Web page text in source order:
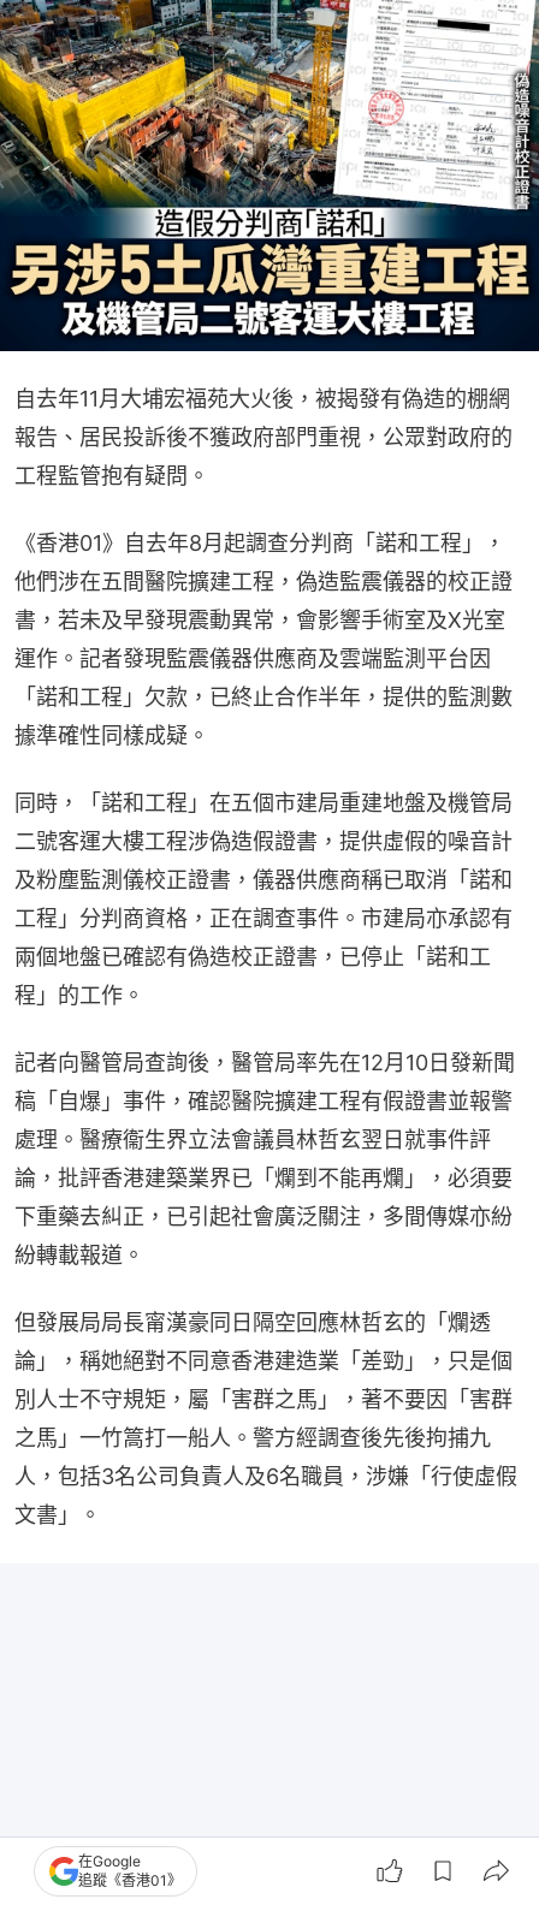
自去年11月大埔宏福苑大火後，被揭發有偽造的棚網
報告、居民投訴後不獲政府部門重視，公眾對政府的
工程監管抱有疑問。
《香港01》自去年8月起調查分判商「諾和工程」，
他們涉在五間醫院擴建工程，偽造監震儀器的校正證
書，若未及早發現震動異常，會影響手術室及X光室
運作。記者發現監震儀器供應商及雲端監測平台因
「諾和工程」欠款，已終止合作半年，提供的監測數
據準確性同樣成疑。
同時，「諾和工程」在五個市建局重建地盤及機管局
二號客運大樓工程涉偽造假證書，提供虛假的噪音計
及粉塵監測儀校正證書，儀器供應商稱已取消「諾和
工程」分判商資格，正在調查事件。市建局亦承認有
兩個地盤已確認有偽造校正證書，已停止「諾和工
程」的工作。
記者向醫管局查詢後，醫管局率先在12月10日發新聞
稿「自爆」事件，確認醫院擴建工程有假證書並報警
處理。醫療衞生界立法會議員林哲玄翌日就事件評
論，批評香港建築業界已「爛到不能再爛」，必須要
下重藥去糾正，已引起社會廣泛關注，多間傳媒亦紛
紛轉載報道。
但發展局局長甯漢豪同日隔空回應林哲玄的「爛透
論」，稱她絕對不同意香港建造業「差勁」，只是個
別人士不守規矩，屬「害群之馬」，著不要因「害群
之馬」一竹篙打一船人。警方經調查後先後拘捕九
人，包括3名公司負責人及6名職員，涉嫌「行使虛假
文書」。
在Google
追蹤《香港01》